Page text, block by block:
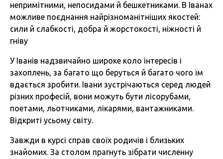
непримітними, непосидами й бешкетниками. В Іванах
можливе поєднання найрізноманітніших якостей:
сили й слабкості, добра й жорстокості, ніжності й
гніву
У Іванів надзвичайно широке коло інтересів і
захоплень, за багато що беруться й багато чого їм
вдається зробити. Івани зустрічаються серед людей
різних професій, вони можуть бути лісорубами,
поетами, льотчиками, лікарями, вантажниками.
Відкриті усьому світу.
Завжди в курсі справ своїх родичів і близьких
знайомих. За столом прагнуть зібрати численну